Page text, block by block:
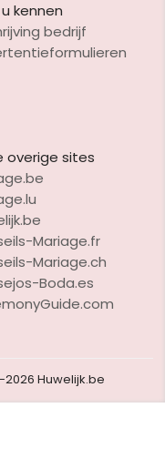
kennen
bedrijf
overige sites
Mariage.fr
Mariage.ch
Boda.es
2026 Huwelijk.be